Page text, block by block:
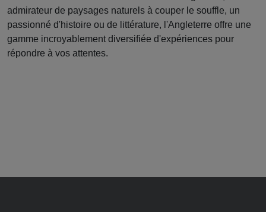
admirateur de paysages naturels à couper le souffle, un
passionné d'histoire ou de littérature, l'Angleterre offre une
gamme incroyablement diversifiée d'expériences pour
répondre à vos attentes.